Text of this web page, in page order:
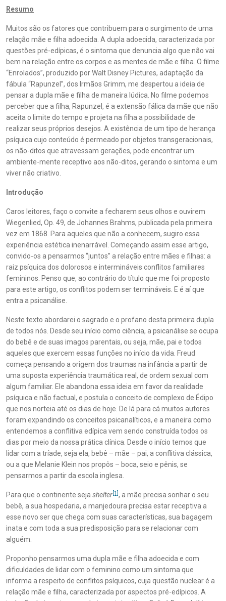
Resumo
Muitos são os fatores que contribuem para o surgimento de uma
relação mãe e filha adoecida. A dupla adoecida, caracterizada por
questões pré-edípicas, é o sintoma que denuncia algo que não vai
bem na relação entre os corpos e as mentes de mãe e filha. O filme
“Enrolados”, produzido por Walt Disney Pictures, adaptação da
fábula “Rapunzel”, dos Irmãos Grimm, me despertou a ideia de
pensar a dupla mãe e filha de maneira lúdica. No filme podemos
perceber que a filha, Rapunzel, é a extensão fálica da mãe que não
aceita o limite do tempo e projeta na filha a possibilidade de
realizar seus próprios desejos. A existência de um tipo de herança
psíquica cujo conteúdo é permeado por objetos transgeracionais,
os não-ditos que atravessam gerações, pode encontrar um
ambiente-mente receptivo aos não-ditos, gerando o sintoma e um
viver não criativo.
Introdução
Caros leitores, faço o convite a fecharem seus olhos e ouvirem
Wiegenlied, Op. 49, de Johannes Brahms, publicada pela primeira
vez em 1868. Para aqueles que não a conhecem, sugiro essa
experiência estética inenarrável. Começando assim esse artigo,
convido-os a pensarmos “juntos” a relação entre mães e filhas: a
raiz psíquica dos dolorosos e intermináveis conflitos familiares
femininos. Penso que, ao contrário do título que me foi proposto
para este artigo, os conflitos podem ser termináveis. E é aí que
entra a psicanálise.
Neste texto abordarei o sagrado e o profano desta primeira dupla
de todos nós. Desde seu início como ciência, a psicanálise se ocupa
do bebê e de suas imagos parentais, ou seja, mãe, pai e todos
aqueles que exercem essas funções no início da vida. Freud
começa pensando a origem dos traumas na infância a partir de
uma suposta experiência traumática real, de ordem sexual com
algum familiar. Ele abandona essa ideia em favor da realidade
psíquica e não factual, e postula o conceito de complexo de Édipo
que nos norteia até os dias de hoje. De lá para cá muitos autores
foram expandindo os conceitos psicanalíticos, e a maneira como
entendemos a conflitiva edípica vem sendo construída todos os
dias por meio da nossa prática clínica. Desde o início temos que
lidar com a tríade, seja ela, bebê – mãe – pai, a conflitiva clássica,
ou a que Melanie Klein nos propôs – boca, seio e pênis, se
pensarmos a partir da escola inglesa.
Para que o continente seja shelter[1], a mãe precisa sonhar o seu
bebê, a sua hospedaria, a manjedoura precisa estar receptiva a
esse novo ser que chega com suas características, sua bagagem
inata e com toda a sua predisposição para se relacionar com
alguém.
Proponho pensarmos uma dupla mãe e filha adoecida e com
dificuldades de lidar com o feminino como um sintoma que
informa a respeito de conflitos psíquicos, cuja questão nuclear é a
relação mãe e filha, caracterizada por aspectos pré-edípicos. A